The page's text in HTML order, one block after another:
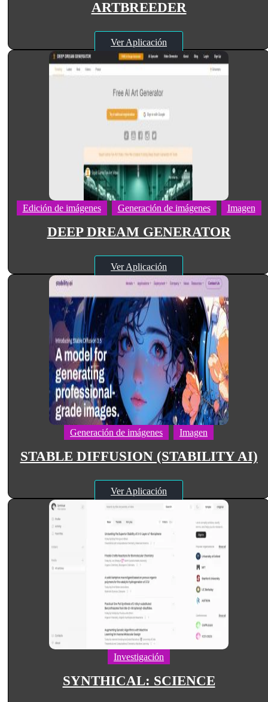
ARTBREEDER
Ver Aplicación
Edición de imágenes Generación de imágenes Imagen
DEEP DREAM GENERATOR
Ver Aplicación
Generación de imágenes Imagen
STABLE DIFFUSION (STABILITY AI)
Ver Aplicación
Investigación
SYNTHICAL: SCIENCE